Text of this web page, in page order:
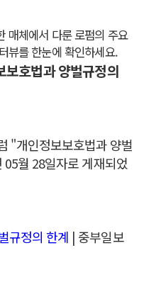
매체에서 다룬 로펌의 주요
뷰를 한눈에 확인하세요.
호법과 양벌규정의
"개인정보보호법과 양벌
월 28일자로 게재되었
규정의 한계 | 중부일보